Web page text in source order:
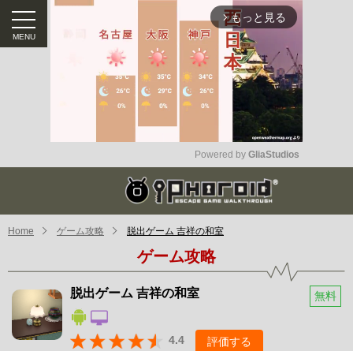
arrow_forward_ios もっと見る
Mute
Powered by GliaStudios
Home ゲーム攻略 脱出ゲーム 吉祥の和室
ゲーム攻略
脱出ゲーム 吉祥の和室 無料
4.4 評価する